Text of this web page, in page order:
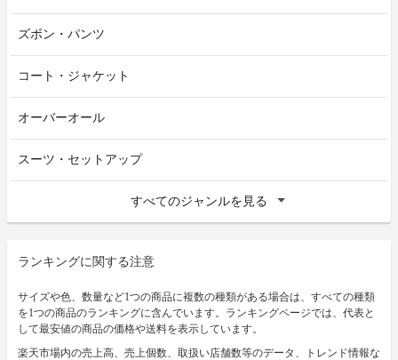
ズボン・パンツ
コート・ジャケット
オーバーオール
スーツ・セットアップ
すべてのジャンルを見る
ランキングに関する注意
サイズや色、数量など1つの商品に複数の種類がある場合は、すべての種類
を1つの商品のランキングに含んでいます。ランキングページでは、代表と
して最安値の商品の価格や送料を表示しています。
楽天市場内の売上高、売上個数、取扱い店舗数等のデータ、トレンド情報な